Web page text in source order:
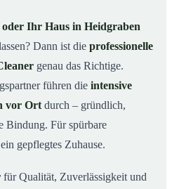
in Heidgraben ab
sinnvoll?
& Umgebung
anfordern
Ihr Haus in Heidgraben
Dann ist die professionelle
genau das Richtige.
führen die intensive
vor Ort durch – gründlich,
Bindung. Für spürbare
gepflegtes Zuhause.
für Qualität, Zuverlässigkeit und